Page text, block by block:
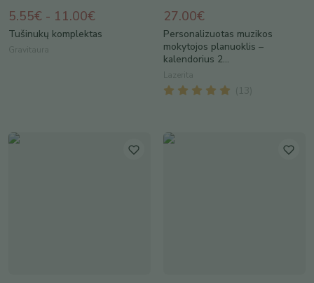
5.55€ - 11.00€
Tušinukų komplektas
Gravitaura
27.00€
Personalizuotas muzikos
mokytojos planuoklis –
kalendorius 2...
Lazerita
( 13